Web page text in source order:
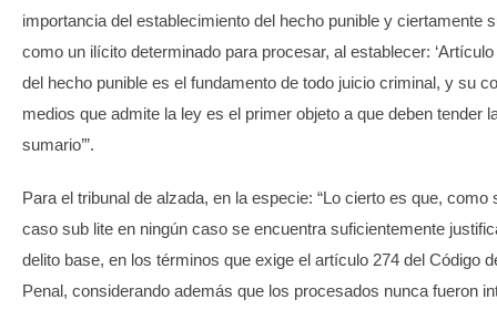
importancia del establecimiento del hecho punible y ciertamente
como un ilícito determinado para procesar, al establecer:
del hecho punible es el fundamento de todo juicio criminal, y su
medios que admite la ley es el primer objeto a que deben tender
sumario’”.
Para el tribunal de alzada, en la especie: “Lo cierto es que, como
caso sub lite en ningún caso se encuentra suficientemente
delito base, en los términos que exige el artículo 274 del Código
Penal, considerando además que los procesados nunca fueron